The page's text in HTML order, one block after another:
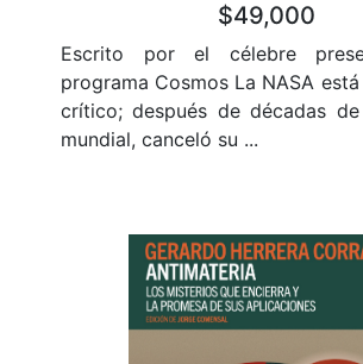
$49,000
Escrito por el célebre
programa Cosmos La NASA
crítico; después de décadas de
mundial, canceló su ...